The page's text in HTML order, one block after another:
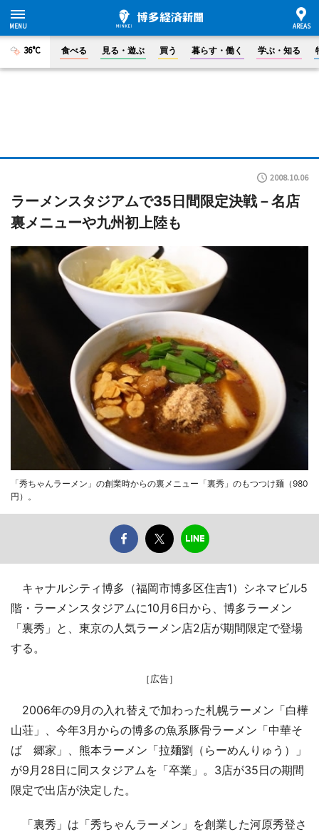
36°C 食べる 見る・遊ぶ 買う 暮らす・働く 学ぶ・知る
2008.10.06
ラーメンスタジアムで35日間限定決戦－名店
裏メニューや九州初上陸も
「秀ちゃんラーメン」の創業時からの裏メニュー「裏秀」のもつつけ麺（980
円）。
キャナルシティ博多（福岡市博多区住吉1）シネマビル5
階・ラーメンスタジアムに10月6日から、博多ラーメン
「裏秀」と、東京の人気ラーメン店2店が期間限定で登場
する。
［広告］
2006年の9月の入れ替えで加わった札幌ラーメン「白樺
山荘」、今年3月からの博多の魚系豚骨ラーメン「中華そ
ば 郷家」、熊本ラーメン「拉麺劉（らーめんりゅう）」
が9月28日に同スタジアムを「卒業」。3店が35日の期間
限定で出店が決定した。
「裏秀」は「秀ちゃんラーメン」を創業した河原秀登さ